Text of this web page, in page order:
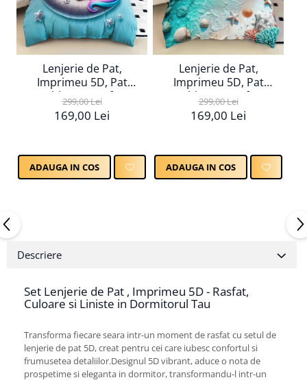
Lenjerie de Pat,
Imprimeu 5D, Pat
Dublu, Cearsaf cu
Elastic
299,00 Lei
169,00 Lei
ADAUGA IN COS
Lenjerie de Pat,
Imprimeu 5D, Pat
Dublu, Cearsaf cu
Elastic
299,00 Lei
169,00 Lei
ADAUGA IN COS
Descriere
Set Lenjerie de Pat , Imprimeu 5D - Rasfat,
Culoare si Liniste in Dormitorul Tau
Transforma fiecare seara intr-un moment de rasfat cu setul de
lenjerie de pat 5D, creat pentru cei care iubesc confortul si
frumusetea detaliilor.Designul 5D vibrant, aduce o nota de
prospetime si eleganta in dormitor, transformandu-l intr-un